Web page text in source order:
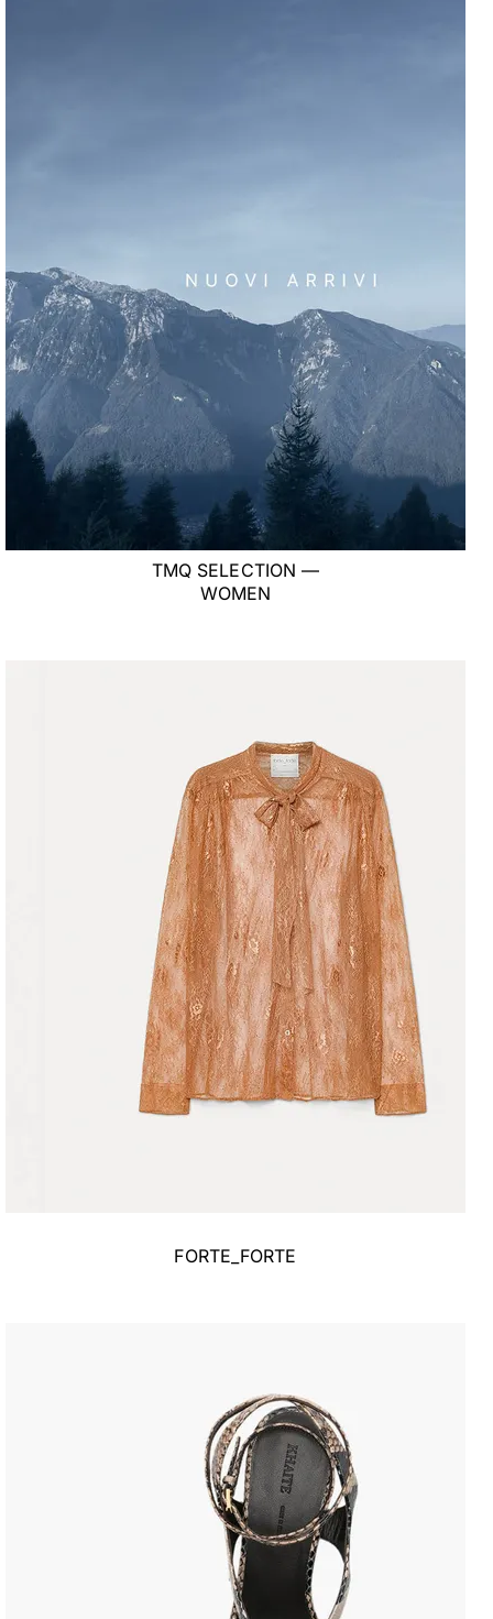
TMQ SELECTION —
WOMEN
FORTE_FORTE